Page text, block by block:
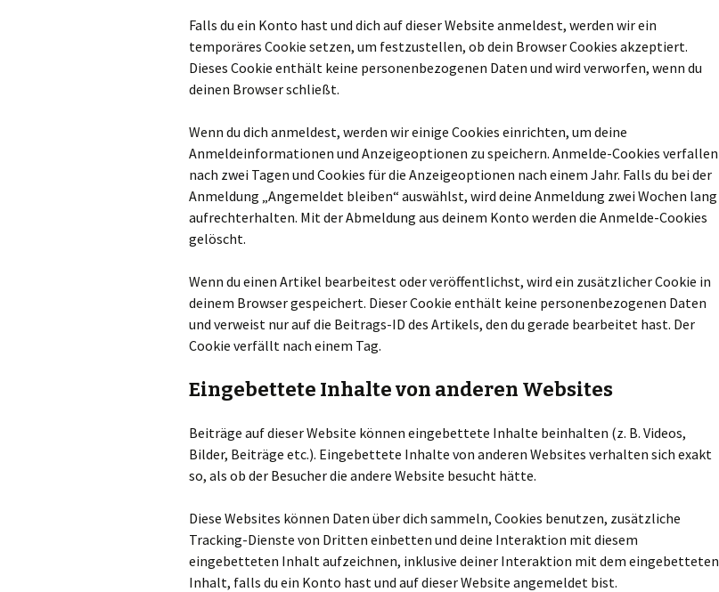
Falls du ein Konto hast und dich auf dieser Website anmeldest, werden wir ein
temporäres Cookie setzen, um festzustellen, ob dein Browser Cookies akzeptiert.
Dieses Cookie enthält keine personenbezogenen Daten und wird verworfen, wenn du
deinen Browser schließt.
Wenn du dich anmeldest, werden wir einige Cookies einrichten, um deine
Anmeldeinformationen und Anzeigeoptionen zu speichern. Anmelde-Cookies verfallen
nach zwei Tagen und Cookies für die Anzeigeoptionen nach einem Jahr. Falls du bei der
Anmeldung „Angemeldet bleiben“ auswählst, wird deine Anmeldung zwei Wochen lang
aufrechterhalten. Mit der Abmeldung aus deinem Konto werden die Anmelde-Cookies
gelöscht.
Wenn du einen Artikel bearbeitest oder veröffentlichst, wird ein zusätzlicher Cookie in
deinem Browser gespeichert. Dieser Cookie enthält keine personenbezogenen Daten
und verweist nur auf die Beitrags-ID des Artikels, den du gerade bearbeitet hast. Der
Cookie verfällt nach einem Tag.
Eingebettete Inhalte von anderen Websites
Beiträge auf dieser Website können eingebettete Inhalte beinhalten (z. B. Videos,
Bilder, Beiträge etc.). Eingebettete Inhalte von anderen Websites verhalten sich exakt
so, als ob der Besucher die andere Website besucht hätte.
Diese Websites können Daten über dich sammeln, Cookies benutzen, zusätzliche
Tracking-Dienste von Dritten einbetten und deine Interaktion mit diesem
eingebetteten Inhalt aufzeichnen, inklusive deiner Interaktion mit dem eingebetteten
Inhalt, falls du ein Konto hast und auf dieser Website angemeldet bist.